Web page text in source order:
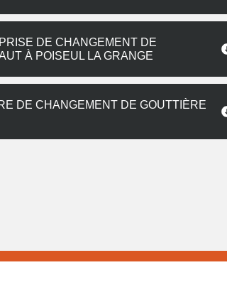
DE CHANGEMENT DE
À POISEUL LA GRANGE
DE CHANGEMENT DE GOUTTIÈRE